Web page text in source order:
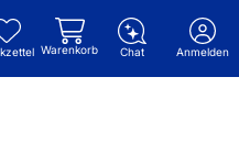
Warenkorb Chat Anmelden